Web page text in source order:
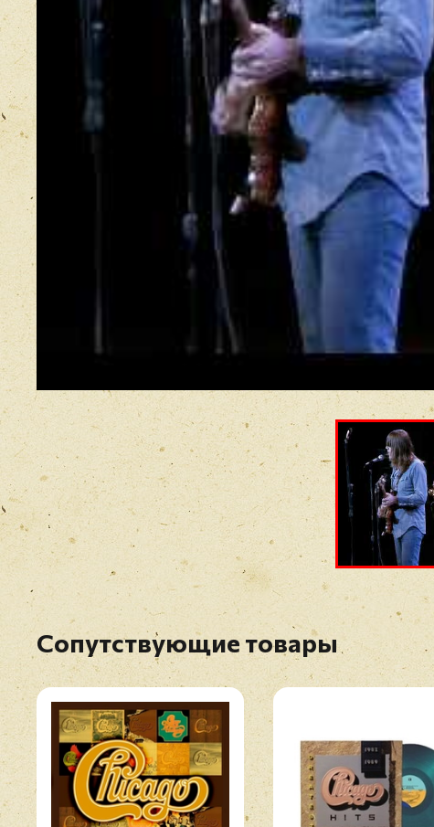
Сопутствующие товары